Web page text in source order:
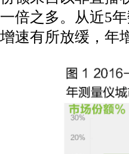
一倍之多。从近5
增速有所放缓，年